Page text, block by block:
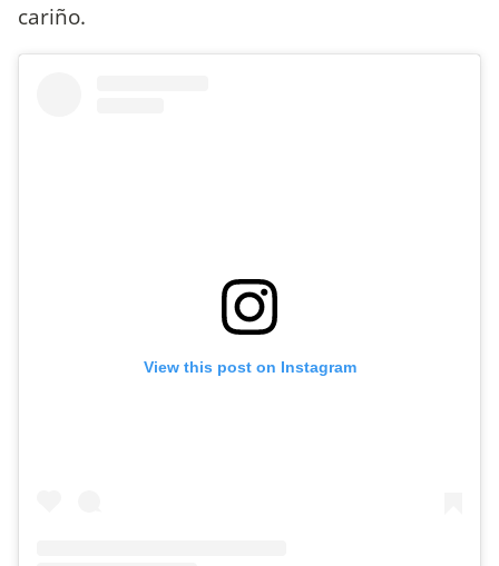
cariño.
View this post on Instagram